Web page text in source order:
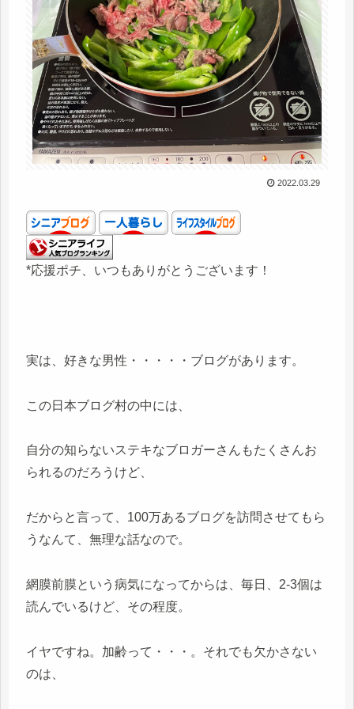
2022.03.29
*応援ポチ、いつもありがとうございます！
実は、好きな男性・・・・・ブログがあります。
この日本ブログ村の中には、
自分の知らないステキなブロガーさんもたくさんお
られるのだろうけど、
だからと言って、100万あるブログを訪問させてもら
うなんて、無理な話なので。
網膜前膜という病気になってからは、毎日、2-3個は
読んでいるけど、その程度。
イヤですね。加齢って・・・。それでも欠かさない
のは、